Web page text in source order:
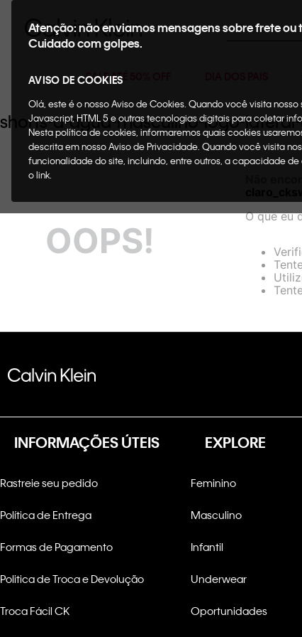
Buscar
SALE ATÉ 50% OFF
Atenção: não enviamos mensagens sobre frete
Cuidado com golpes.
AVISO DE COOKIES
Olá, este é o nosso Aviso de Cookies. Quando você visita
Javascript, HTML 5 e outras tecnologias digitais para coletar
Nesta política de cookies, informaremos quais cookies
descrita em nosso Aviso de Privacidade. Quando você visita
funcionalidade do site, incluindo, entre outros, a capacidade
o link.
shorts-d-agua-masculino-logo-
OOPS!
O que eu
INFORMAÇÕES ÚTEIS
Rastreie seu pedido
Política de Entrega
Formas de Pagamento
Politica de Troca e Devolução
Troca Fácil CK
EXPLORE
Feminino
Masculino
Infantil
Underwear
Oportunidades